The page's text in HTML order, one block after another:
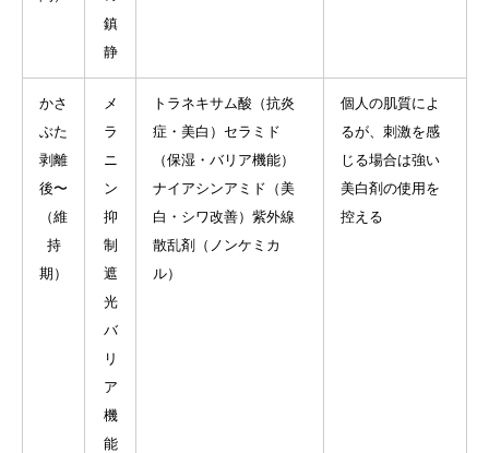
鎮
静
かさ
ぶた
剥離
後〜
（維
持
期）
メ
ラ
ニ
ン
抑
制
遮
光
バ
リ
ア
機
能
トラネキサム酸（抗炎
症・美白）セラミド
（保湿・バリア機能）
ナイアシンアミド（美
白・シワ改善）紫外線
散乱剤（ノンケミカ
ル）
個人の肌質によ
るが、刺激を感
じる場合は強い
美白剤の使用を
控える